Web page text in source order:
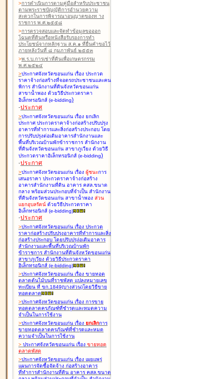
>การดำเนินการตามคู่มือสำหรับประชาชน
ตามพระราชบัญญัติการอำนวยความ
สะดวกในการพิจารณาอนุญาตของท าง
ราชการ พ.ศ.๒๕๕๘
>การตรวจสอบและจัดทำข้อมูลขอออก
โฉนดที่ดินหรือหนังสือรับรองการทำ
ประโยชน์จากหลักฐาน ส.ค.๑ ที่ยื่นคำขอไว้
ภายหลังวันที่ ๘ กุมภาพันธ์ ๒๕๕๓
>พ.ร.บ.การเช่าที่ดินเพื่อเกษตรกรรม
พ.ศ.๒๕๒๔
>ประกาศจังหวัดขอนแก่น เรื่อง ประกวด
ราคาจ้างก่อสร้างที่จอดรถประชาชนและคน
พิการ สำนักงานที่ดินจังหวัดขอนแก่น
สาขาน้ำพอง ด้วยวิธีประกวดราคา
อิเล็กทรอนิกส์ (e-bidding)
-ประกาศ
>ประกาศจังหวัดขอนแก่น เรื่อง ยกเลิก
ประกาศ ประกวดราคาจ้างก่อสร้างปรับปรุง
อาคารที่ทำการและสิ่งก่อสร้างประกอบ โดย
การปรับปรุงต่อเติมอาคารสำนักงานและ
พื้นที่บริเวณบ้านพักข้าราชการ สำนักงาน
ที่ดินจังหวัดขอนแก่น สาขาภูเวียง ด้วยวิธี
ประกวดราคาอิเล็กทรอนิกส์ (e-bidding)
-ประกาศ
>ประกาศจังหวัดขอนแก่น เรื่อง ผู้ชนะการ
เสนอราคา ประกวดราคาจ้างก่อสร้าง
อาคารสำนักงานที่ดิน อาคาร คสล.ขนาด
กลาง พร้อมส่วนประกอบที่จำเป็น สำนักงาน
ที่ดินจังหวัดขอนแก่น สาขาน้ำพอง ส่วน
แยกอุบลรัตน์ ด้วยวิธีประกวดราคา
อิเล็กทรอนิกส์ (e-bidding)
-ประกาศ
>ประกาศจังหวัดขอนแก่น เรื่อง ประกวด
ราคาก่อสร้างปรับปรุงอาคารที่ทำการและสิ่ง
ก่อสร้างประกอบ โดยปรับปรุง่อเติมอาคาร
สำนักงานและพื้นที่บริเวณบ้านพัก
ข้าราชการ สำนักงานที่ดินจังหวัดขอนแก่น
สาขาภูเวียง ด้วยวิธีประกวดราคา
อิเล็กทรอนิกส์ (e-bidding)
>ประกาศจังหวัดขอนแก่น เรื่อง ขายทอด
ตลาดต้นไม้บนที่ราชพัสดุ แปลงหมายเลข
ทะเบียน ที่ ขก.1849(บางส่วน)โดยวิธีขาย
ทอดตลาด
>ประกาศจังหวัดขอนแก่น เรื่อง การขาย
ทอดตลาดครุภัณฑ์ที่ชำรุดและหมดความ
จำเป็นในการใช้งาน
>ประกาศจังหวัดขอนแก่น เรื่อง ยกเลิกการ
ขายทอดตลาดครุภัณฑ์ที่ชำรุดและหมด
ความจำเป็นในการใช้งาน
> ประกาศจังหวัดขอนแก่น เรื่อง ขายทอด
ตลาดพัสดุ
>ประกาศจังหวัดขอนแก่น เรื่อง เผยแพร่
แผนการจัดซื้อจัดจ้าง ก่อสร้างอาคาร
ที่ทำการสำนักงานที่ดิน อาคาร คสล.ขนาด